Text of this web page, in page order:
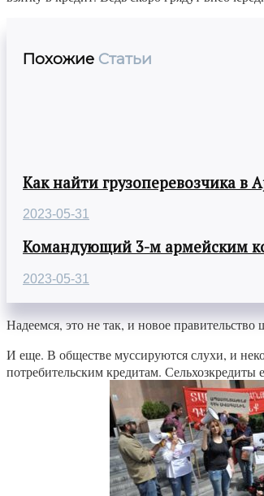
Похожие Статьи
Как найти грузоперевозчика в
2023-05-31
Командующий 3-м армейским
2023-05-31
Надеемся, это не так, и новое
И еще. В обществе муссируются слухи, и
потребительским кредитам.